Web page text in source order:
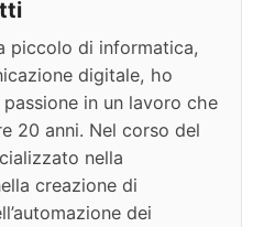
piccolo di informatica,
digitale, ho
in un lavoro che
20 anni. Nel corso del
nella
creazione di
dei